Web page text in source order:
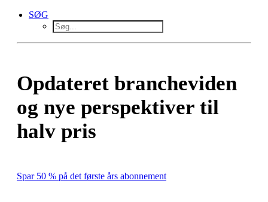
SØG
Opdateret brancheviden
og nye perspektiver til
halv pris
Spar 50 % på det første års abonnement